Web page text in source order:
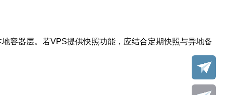
容器层。若VPS提供快照功能，应结合定期快照与异地备